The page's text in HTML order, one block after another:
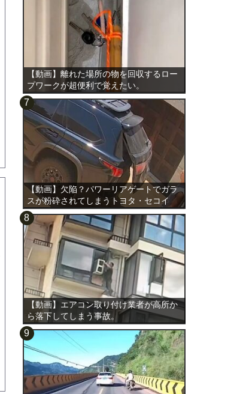
【動画】離れた場所の物を回収するロー
プワークが超便利で覚えたい。
【動画】欠陥？パワーリアゲートでガラ
スが粉砕されてしまうトヨタ・セコイ
ア。
【動画】エアコン取り付け業者が高所か
ら落下してしまう事故。